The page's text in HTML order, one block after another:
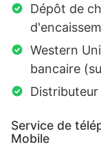
Dépôt de
Western
bancaire
Service de
Mobile